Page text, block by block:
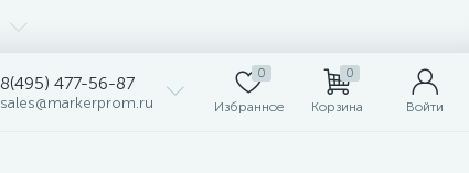
8(495) 477-56-87
sales@markerprom.ru
0
Избранное
0
Корзина Войти